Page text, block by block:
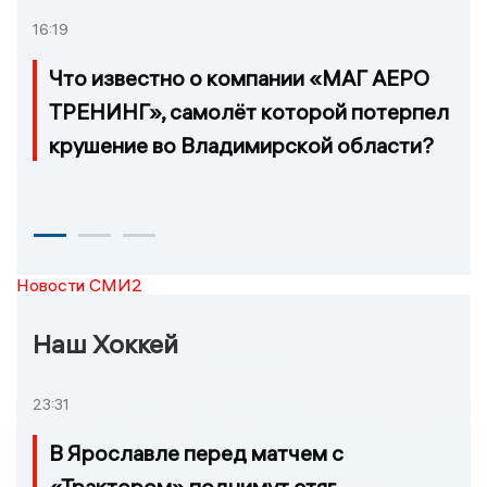
16:19
Что известно о компании «МАГ АЕРО
ТРЕНИНГ», самолёт которой потерпел
крушение во Владимирской области?
Новости СМИ2
Наш Хоккей
23:31
В Ярославле перед матчем с